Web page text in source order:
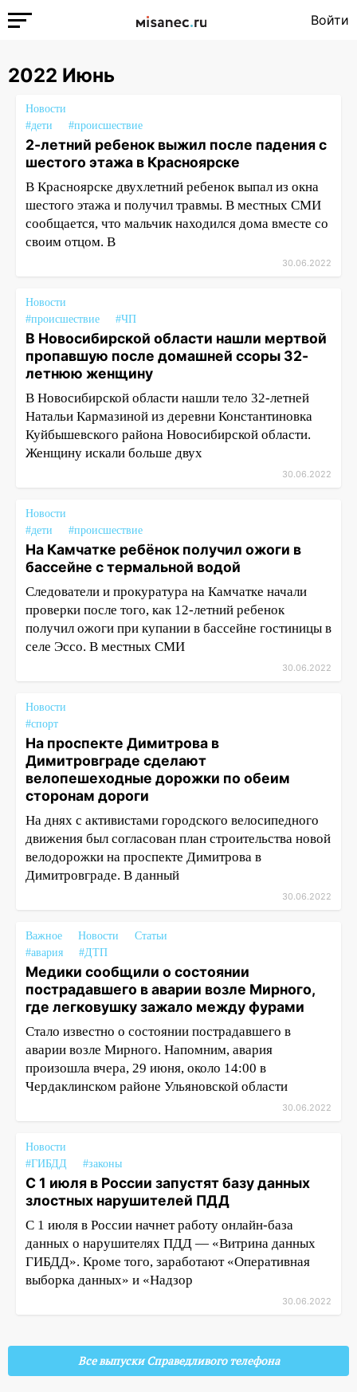
Войти
2022 Июнь
Новости
#дети
#происшествие
2-летний ребенок выжил после падения с
шестого этажа в Красноярске
В Красноярске двухлетний ребенок выпал из окна
шестого этажа и получил травмы. В местных СМИ
сообщается, что мальчик находился дома вместе со
своим отцом. В
30.06.2022
Новости
#происшествие
#ЧП
В Новосибирской области нашли мертвой
пропавшую после домашней ссоры 32-
летнюю женщину
В Новосибирской области нашли тело 32-летней
Натальи Кармазиной из деревни Константиновка
Куйбышевского района Новосибирской области.
Женщину искали больше двух
30.06.2022
Новости
#дети
#происшествие
На Камчатке ребёнок получил ожоги в
бассейне с термальной водой
Следователи и прокуратура на Камчатке начали
проверки после того, как 12-летний ребенок
получил ожоги при купании в бассейне гостиницы в
селе Эссо. В местных СМИ
30.06.2022
Новости
#спорт
На проспекте Димитрова в
Димитровграде сделают
велопешеходные дорожки по обеим
сторонам дороги
На днях с активистами городского велосипедного
движения был согласован план строительства новой
велодорожки на проспекте Димитрова в
Димитровграде. В данный
30.06.2022
Важное Новости
Статьи
#авария
#ДТП
Медики сообщили о состоянии
пострадавшего в аварии возле Мирного,
где легковушку зажало между фурами
Стало известно о состоянии пострадавшего в
аварии возле Мирного. Напомним, авария
произошла вчера, 29 июня, около 14:00 в
Чердаклинском районе Ульяновской области
30.06.2022
Новости
#ГИБДД
#законы
С 1 июля в России запустят базу данных
злостных нарушителей ПДД
С 1 июля в России начнет работу онлайн-база
данных о нарушителях ПДД — «Витрина данных
ГИБДД». Кроме того, заработают «Оперативная
выборка данных» и «Надзор
30.06.2022
Все выпуски Справедливого телефона